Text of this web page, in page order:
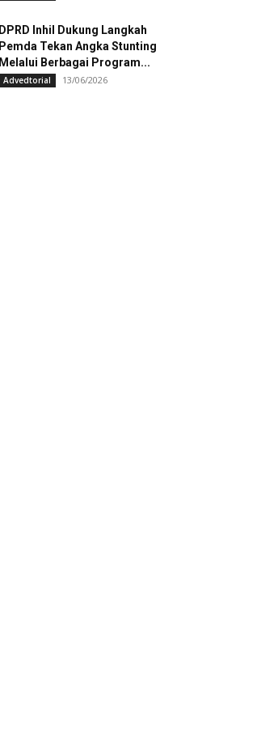
DPRD Inhil Dukung Langkah
Pemda Tekan Angka Stunting
Melalui Berbagai Program...
Advedtorial 13/06/2026